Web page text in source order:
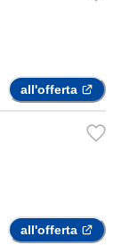
all'offerta
all'offerta